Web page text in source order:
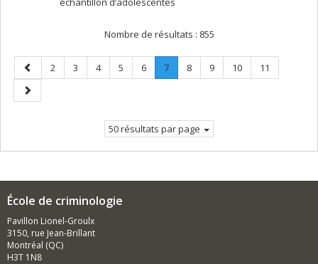
Nombre de résultats : 855
Page
précédente
Page
2 Page
3 Page
4 Page
5 Page
6 Page
7.
Page
Page
8 Page
9 Page
10 Page
11
Page
suivante
50 résultats par page
École de criminologie
Pavillon Lionel-Groulx
3150, rue Jean-Brillant
Montréal (QC)
H3T 1N8